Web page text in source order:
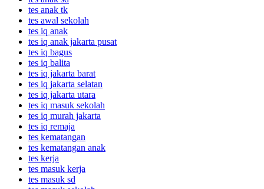
tes anak tk
tes awal sekolah
tes iq anak
tes iq anak jakarta pusat
tes iq bagus
tes iq balita
tes iq jakarta barat
tes iq jakarta selatan
tes iq jakarta utara
tes iq masuk sekolah
tes iq murah jakarta
tes iq remaja
tes kematangan
tes kematangan anak
tes kerja
tes masuk kerja
tes masuk sd